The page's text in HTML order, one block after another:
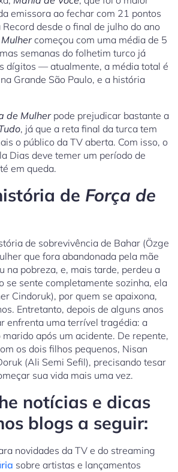
emissora ao fechar com 21 pontos
desde o final de julho do ano
começou com uma média de 5
semanas do folhetim turco já
dígitos — atualmente, a média total é
Grande São Paulo, e a história
de Mulherpode prejudicar bastante a
, já que a reta final da turca tem
o público da TV aberta. Com isso, o
Dias deve temer um período de
em queda.
de Força de
de sobrevivência de Bahar (Özge
que fora abandonada pela mãe
na pobreza, e, mais tarde, perdeu a
se sente completamente sozinha, ela
Cindoruk), por quem se apaixona,
Entretanto, depois de alguns anos
enfrenta uma terrível tragédia: a
após um acidente. De repente,
os dois filhos pequenos, Nisan
(Ali Semi Sefil), precisando tesar
sua vida mais uma vez.
notícias e dicas
blogs a seguir:
novidades da TV e do streaming
sobre artistas e lançamentos